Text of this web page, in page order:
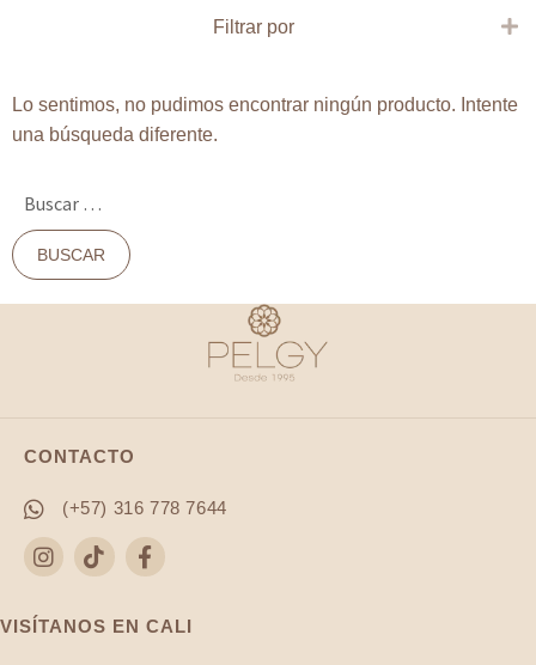
Filtrar por
Lo sentimos, no pudimos encontrar ningún producto. Intente
una búsqueda diferente.
CONTACTO
(+57) 316 778 7644
VISÍTANOS EN CALI